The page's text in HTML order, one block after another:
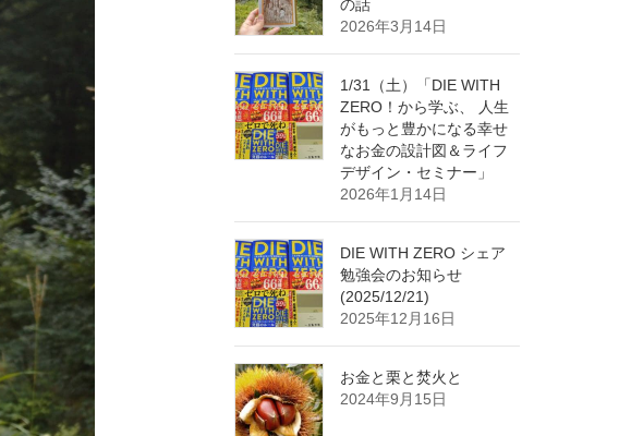
の話
2026年3月14日
1/31（土）「DIE WITH
ZERO！から学ぶ、 人生
がもっと豊かになる幸せ
なお金の設計図＆ライフ
デザイン・セミナー」
2026年1月14日
DIE WITH ZERO シェア
勉強会のお知らせ
(2025/12/21)
2025年12月16日
お金と栗と焚火と
2024年9月15日